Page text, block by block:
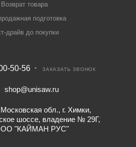
Возврат товара
подготовка
драйв до покупки
50-56 ЗАКАЗАТЬ ЗВОНОК
shop@unisaw.ru
обл., г. Химки,
шоссе, владение № 29Г,
"КАЙМАН РУС"